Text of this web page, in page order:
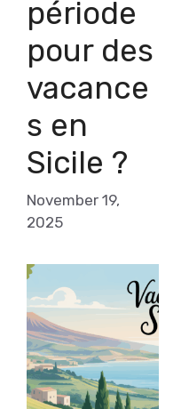
période
pour des
vacance
s en
Sicile ?
November 19,
2025